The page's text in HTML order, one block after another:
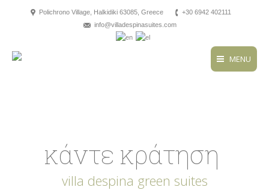
Polichrono Village, Halkidiki 63085, Greece
+30 6942 402111
info@villadespinasuites.com
MENU
κάντε κράτηση
villa despina green suites